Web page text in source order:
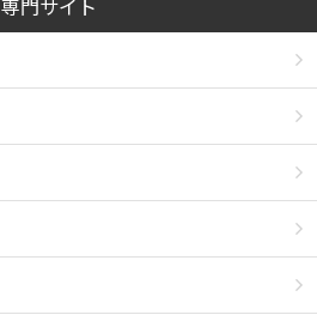
専門サイト